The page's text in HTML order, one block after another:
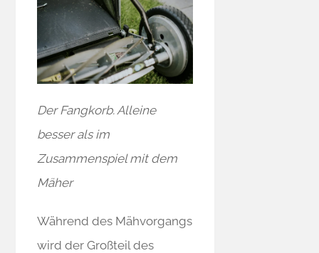
Der Fangkorb. Alleine
besser als im
Zusammenspiel mit dem
Mäher
Während des Mähvorgangs
wird der Großteil des